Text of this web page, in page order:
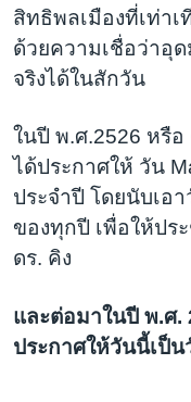
สิทธิพลเมืองที่เท่า
ด้วยความเชื่อว่าอุ
จริงได้ในสักวัน
ในปี พ.ศ.2526 หรือ
ได้ประกาศให้ วัน
ประจำปี โดยนับเอ
ของทุกปี เพื่อให้ปร
ดร. คิง
และต่อมาในปี พ.ศ.
ประกาศให้วันนี้เป็